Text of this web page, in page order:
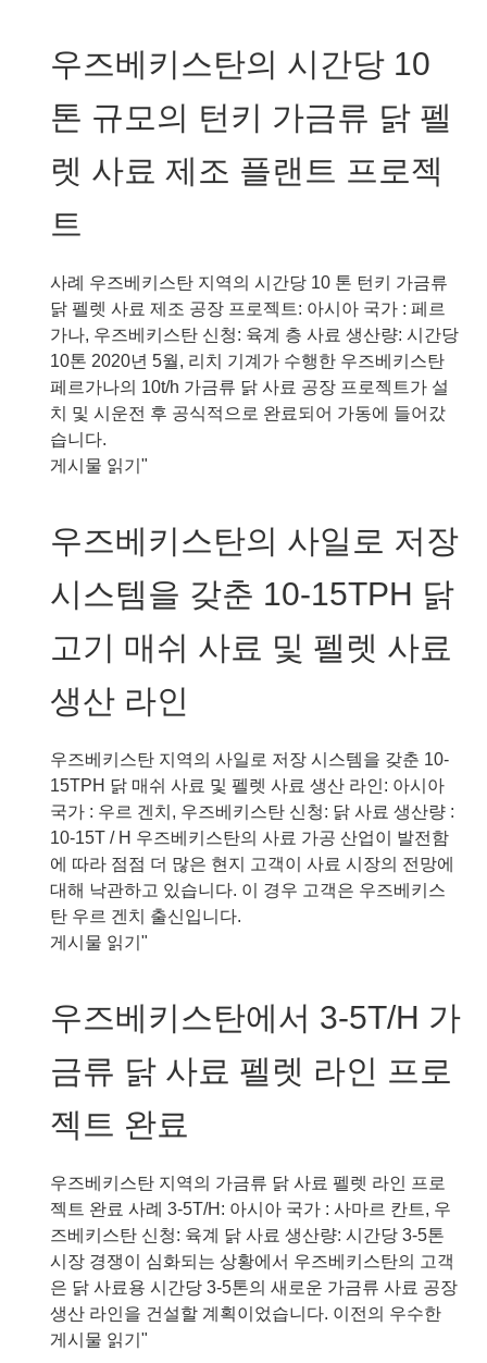
물
사
료
펠
릿
펠
릿
라
프
로
젝
트
키
탄
1T/H
유
양
어
사
료
및
1-
2tph
가
출
사
료
합
산
플
트
프
로
젝
트
우즈베키스탄의 시간당 10
톤 규모의 턴키 가금류 닭 펠
렛 사료 제조 플랜트 프로젝
트
사례 우즈베키스탄 지역의 시간당 10 톤 턴키 가금류
닭 펠렛 사료 제조 공장 프로젝트: 아시아 국가 : 페르
가나, 우즈베키스탄 신청: 육계 층 사료 생산량: 시간당
10톤 2020년 5월, 리치 기계가 수행한 우즈베키스탄
페르가나의 10t/h 가금류 닭 사료 공장 프로젝트가 설
치 및 시운전 후 공식적으로 완료되어 가동에 들어갔
습니다.
우
키
탄
시
당
톤
규
모
의
턴
키
가
금
펠
렛
사
료
제
랜
트
프
로
젝
트
게시물 읽기"
우즈베키스탄의 사일로 저장
시스템을 갖춘 10-15TPH 닭
고기 매쉬 사료 및 펠렛 사료
생산 라인
우즈베키스탄 지역의 사일로 저장 시스템을 갖춘 10-
15TPH 닭 매쉬 사료 및 펠렛 사료 생산 라인: 아시아
국가 : 우르 겐치, 우즈베키스탄 신청: 닭 사료 생산량 :
10-15T / H 우즈베키스탄의 사료 가공 산업이 발전함
에 따라 점점 더 많은 현지 고객이 사료 시장의 전망에
대해 낙관하고 있습니다. 이 경우 고객은 우즈베키스
탄 우르 겐치 출신입니다.
우
키
탄
사
로
저
장
시
스
템
을
게시물 읽기"
우즈베키스탄에서 3-5T/H 가
금류 닭 사료 펠렛 라인 프로
젝트 완료
우즈베키스탄 지역의 가금류 닭 사료 펠렛 라인 프로
젝트 완료 사례 3-5T/H: 아시아 국가 : 사마르 칸트, 우
즈베키스탄 신청: 육계 닭 사료 생산량: 시간당 3-5톤
시장 경쟁이 심화되는 상황에서 우즈베키스탄의 고객
은 닭 사료용 시간당 3-5톤의 새로운 가금류 사료 공장
생산 라인을 건설할 계획이었습니다. 이전의 우수한
우
게시물 읽기"